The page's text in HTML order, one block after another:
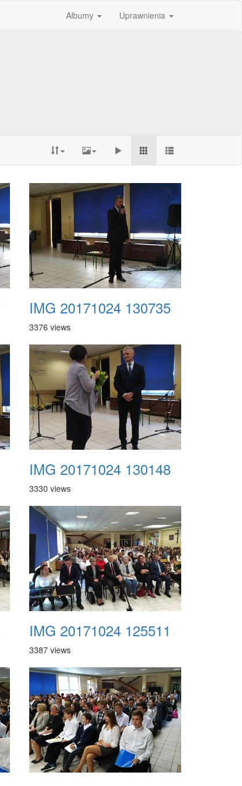
Albumy Uprawnienia
IMG 20171024 130735
3376 views
IMG 20171024 130148
3330 views
IMG 20171024 125511
3387 views